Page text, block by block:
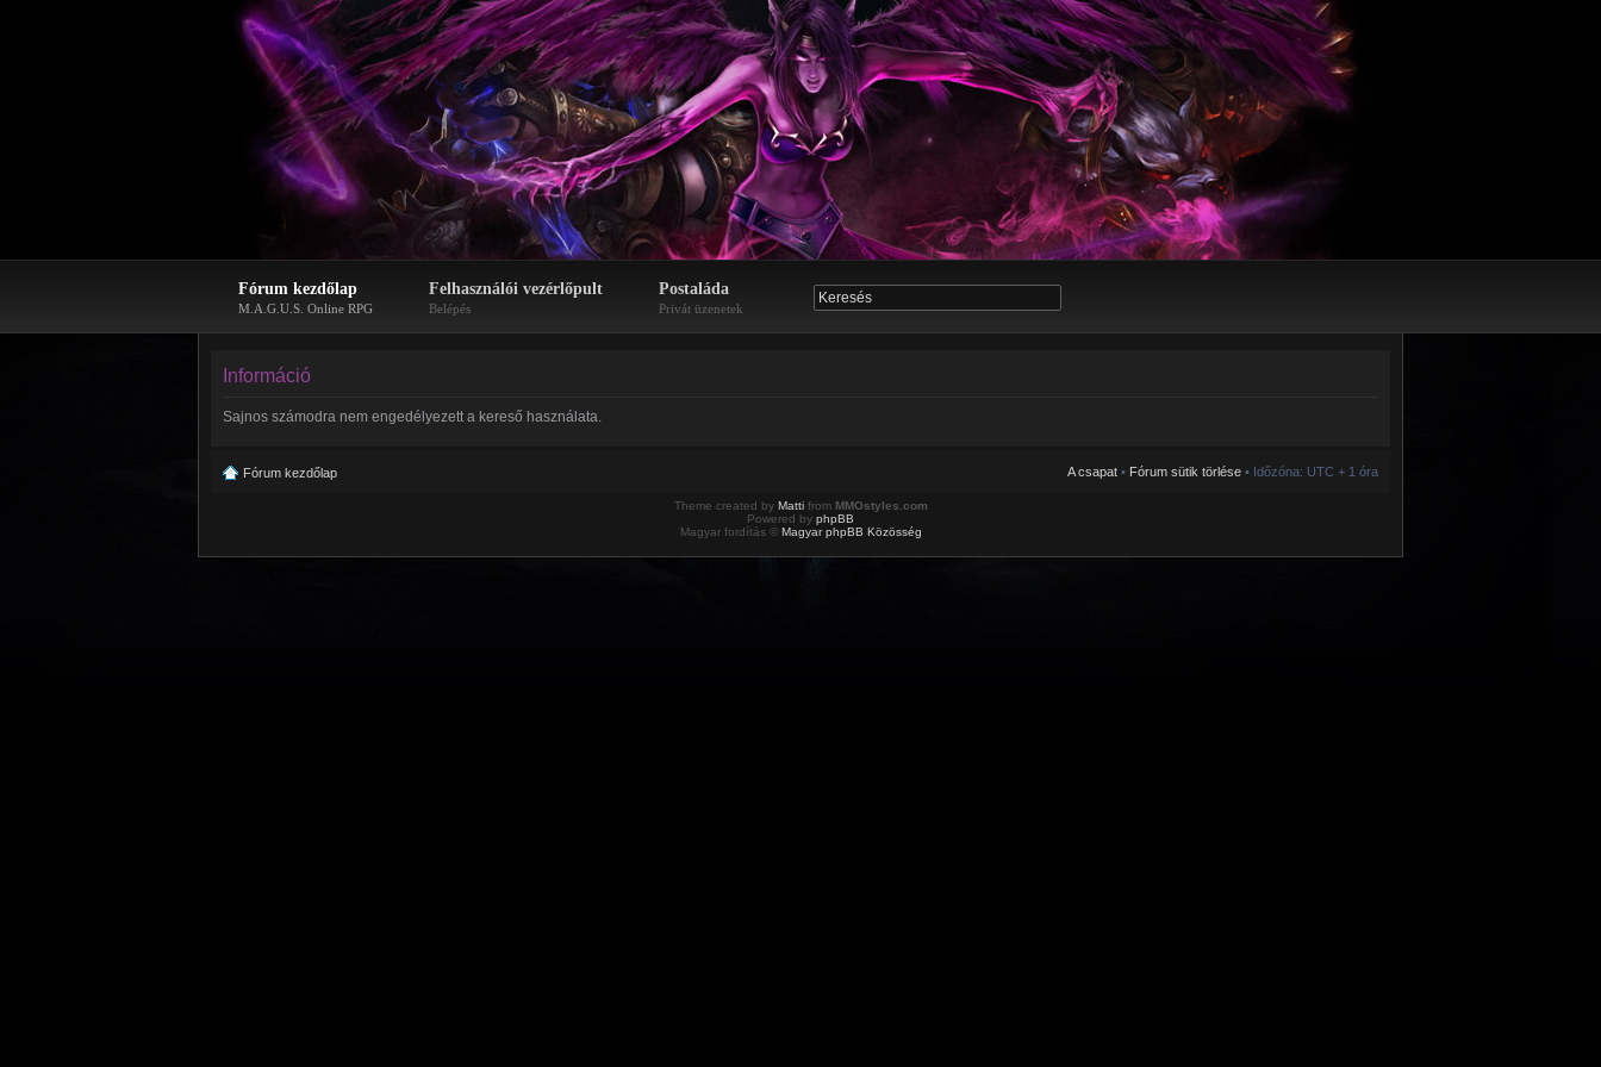
Fórum kezdőlap
M.A.G.U.S. Online RPG
Felhasználói vezérlőpult
Belépés
Postaláda
Privát üzenetek
Információ
Sajnos számodra nem engedélyezett a kereső használata.
Fórum kezdőlap A csapat • Fórum sütik törlése • Időzóna: UTC + 1 óra
Theme created by Mattifrom MMOstyles.com
Powered by phpBB
Magyar fordítás © Magyar phpBB Közösség